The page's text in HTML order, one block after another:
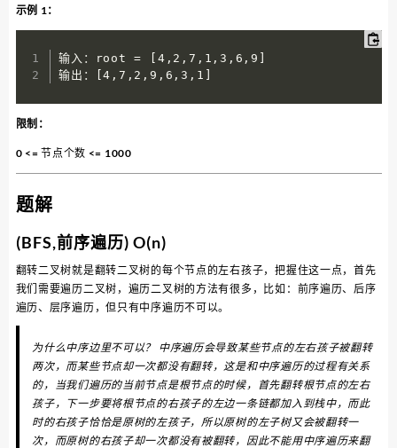
示例 1：
输入：root = [4,2,7,1,3,6,9]
输出：[4,7,2,9,6,3,1]
限制：
0 <= 节点个数 <= 1000
题解
(BFS,前序遍历) O(n)
翻转二叉树就是翻转二叉树的每个节点的左右孩子，把握住这一点，首先
我们需要遍历二叉树，遍历二叉树的方法有很多，比如：前序遍历、后序
遍历、层序遍历，但只有中序遍历不可以。
为什么中序边里不可以？ 中序遍历会导致某些节点的左右孩子被翻转
两次，而某些节点却一次都没有翻转，这是和中序遍历的过程有关系
的，当我们遍历的当前节点是根节点的时候，首先翻转根节点的左右
孩子，下一步要将根节点的右孩子的左边一条链都加入到栈中，而此
时的右孩子恰恰是原树的左孩子，所以原树的左子树又会被翻转一
次，而原树的右孩子却一次都没有被翻转，因此不能用中序遍历来翻